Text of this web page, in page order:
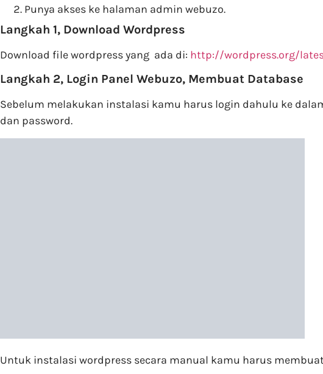
Punya akses ke halaman admin webuzo.
Langkah 1, Download Wordpress
Download file wordpress yang ada di: http://wordpress.org/
Langkah 2, Login Panel Webuzo, Membuat Database
Sebelum melakukan instalasi kamu harus login dahulu ke
dan password.
Untuk instalasi wordpress secara manual kamu harus